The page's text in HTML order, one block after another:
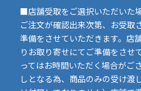
■店舗受取をご選択いただいた
ご注文が確認出来次第、お受取
準備をさせていただきます。店
りお取り寄せにてご準備をさ
ってはお時間いただく場合がご
しとなる為、商品のみの受け渡